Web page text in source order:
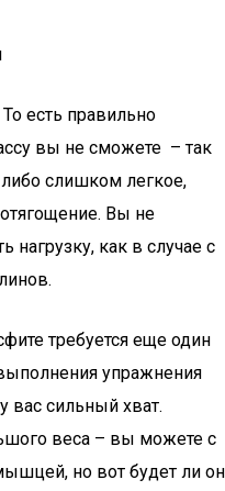
есть правильно
вы не сможете – так
слишком легкое,
Вы не
нагрузку, как в случае с
требуется еще один
упражнения
вас сильный хват.
веса – вы можете с
но вот будет ли он